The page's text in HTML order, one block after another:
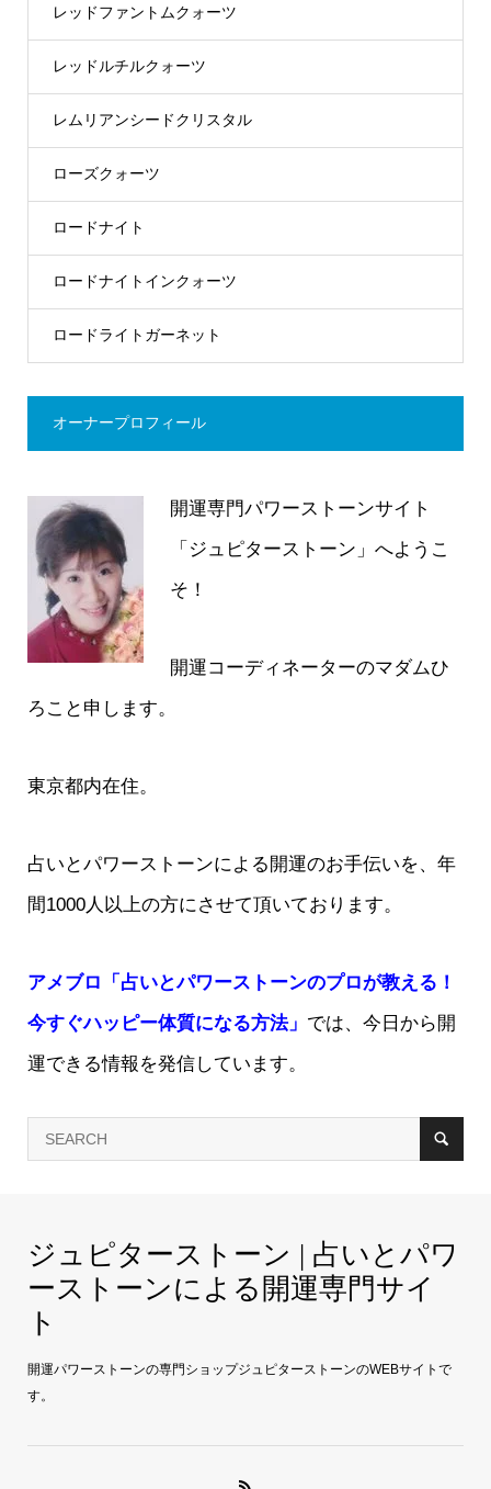
レッドファントムクォーツ
レッドルチルクォーツ
レムリアンシードクリスタル
ローズクォーツ
ロードナイト
ロードナイトインクォーツ
ロードライトガーネット
オーナープロフィール
開運専門パワーストーンサイト
「ジュピターストーン」へようこ
そ！
開運コーディネーターのマダムひ
ろこと申します。
東京都内在住。
占いとパワーストーンによる開運のお手伝いを、年
間1000人以上の方にさせて頂いております。
アメブロ「占いとパワーストーンのプロが教える！
今すぐハッピー体質になる方法」 では、今日から開
運できる情報を発信しています。
ジュピターストーン | 占いとパワ
ーストーンによる開運専門サイ
ト
開運パワーストーンの専門ショップジュピターストーンのWEBサイトで
す。